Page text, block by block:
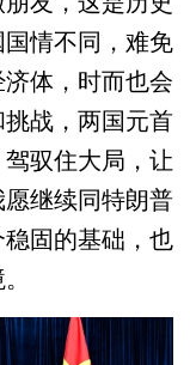
情不同，难免
体，时而也会
战，两国元首
驭住大局，让
继续同特朗普
固的基础，也